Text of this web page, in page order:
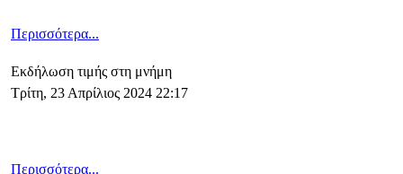
Περισσότερα...
Εκδήλωση τιμής στη μνήμη
Τρίτη, 23 Απρίλιος 2024 22:17
Περισσότερα...